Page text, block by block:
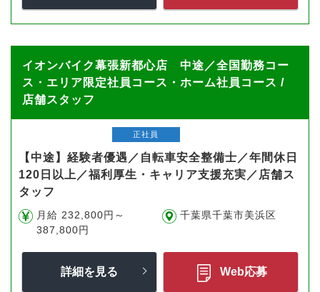
イオンバイク幕張新都心店 中途／全国勤務コー
ス・エリア限定社員コース・ホーム社員コース /
店舗スタッフ
正社員
【中途】経験者優遇／自転車安全整備士／年間休日
120日以上／福利厚生・キャリア支援充実／店舗ス
タッフ
月給 232,800円～
387,800円
千葉県千葉市美浜区
詳細を見る Web応募